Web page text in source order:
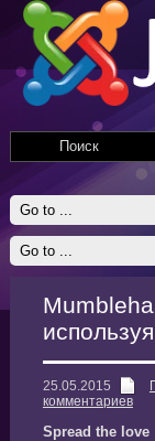
25.05.2015
комментариев
Spread the love